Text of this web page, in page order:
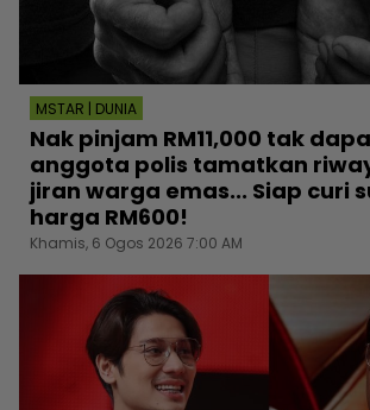
MSTAR | DUNIA
Nak pinjam RM11,000 tak
anggota polis tamatkan
jiran warga emas... Siap curi
harga RM600!
Khamis, 6 Ogos 2026 7:00 AM